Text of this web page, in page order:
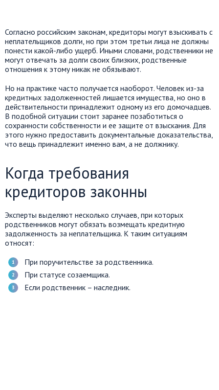
Согласно российским законам, кредиторы могут взыскивать с
неплательщиков долги, но при этом третьи лица не должны
понести какой-либо ущерб. Иными словами, родственники не
могут отвечать за долги своих близких, родственные
отношения к этому никак не обязывают.
Но на практике часто получается наоборот. Человек из-за
кредитных задолженностей лишается имущества, но оно в
действительности принадлежит одному из его домочадцев.
В подобной ситуации стоит заранее позаботиться о
сохранности собственности и ее защите от взыскания. Для
этого нужно предоставить документальные доказательства,
что вещь принадлежит именно вам, а не должнику.
Когда требования
кредиторов законны
Эксперты выделяют несколько случаев, при которых
родственников могут обязать возмещать кредитную
задолженность за неплательщика. К таким ситуациям
относят:
При поручительстве за родственника.
При статусе созаемщика.
Если родственник – наследник.